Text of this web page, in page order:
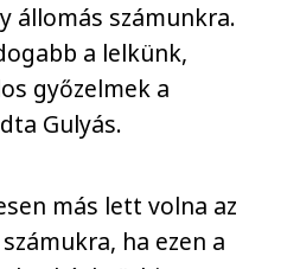
állomás számunkra.
a lelkünk,
győzelmek a
Gulyás.
más lett volna az
ha ezen a